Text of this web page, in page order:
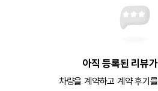
아직 등록된 리뷰
차량을 계약하고 계약 후기